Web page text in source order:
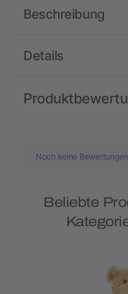
Details
Beschreibung
Noch keine
Beliebte